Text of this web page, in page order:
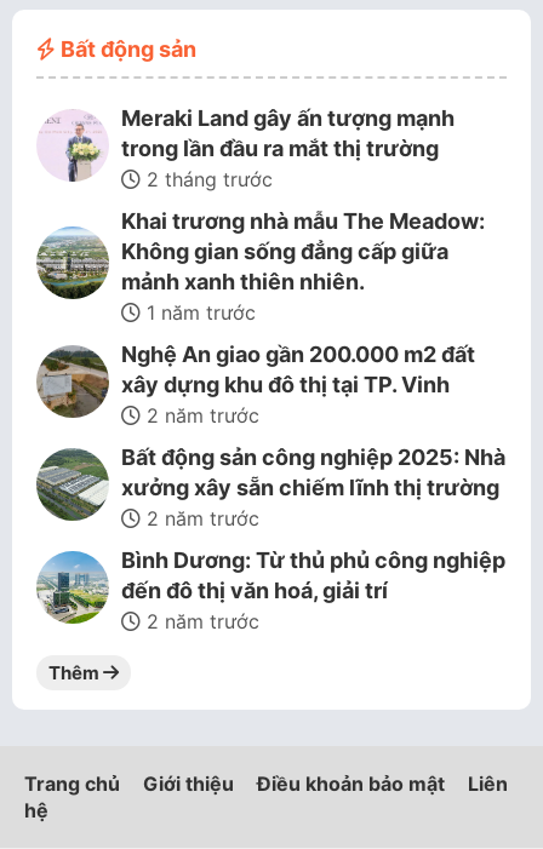
Bất động sản
Meraki Land gây ấn tượng mạnh
trong lần đầu ra mắt thị trường
2 tháng trước
Khai trương nhà mẫu The Meadow:
Không gian sống đẳng cấp giữa
mảnh xanh thiên nhiên.
1 năm trước
Nghệ An giao gần 200.000 m2 đất
xây dựng khu đô thị tại TP. Vinh
2 năm trước
Bất động sản công nghiệp 2025: Nhà
xưởng xây sẵn chiếm lĩnh thị trường
2 năm trước
Bình Dương: Từ thủ phủ công nghiệp
đến đô thị văn hoá, giải trí
2 năm trước
Thêm
Trang chủ Giới thiệu Điều khoản bảo mật
Liên
hệ